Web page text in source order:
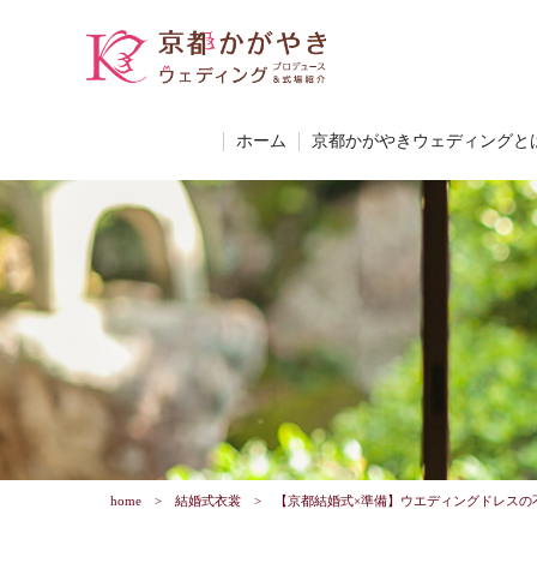
ホーム 京都かがやきウェディングと
home 結婚式衣裳 【京都結婚式×準備】ウエディングドレス